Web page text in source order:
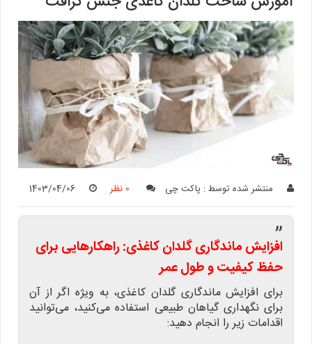
منتشر شده توسط : پاکت چی 0 نظر 1403/04/06
”
افزایش ماندگاری گلدان کاغذی: راهکارهایی برای
حفظ کیفیت و طول عمر
برای افزایش ماندگاری گلدان کاغذی، به ویژه اگر از آن
برای نگهداری گیاهان طبیعی استفاده می‌کنید، می‌توانید
اقدامات زیر را انجام دهید: